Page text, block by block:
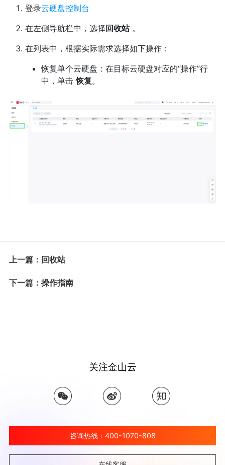
登录云硬盘控制台
在左侧导航栏中，选择 回收站。
在列表中，根据实际需求选择如下操作：
恢复单个云硬盘：在目标云硬盘对应的“操作”行
中，单击恢复。
上一篇：回收站
下一篇：操作指南
关注金山云
咨询热线：400-1070-808